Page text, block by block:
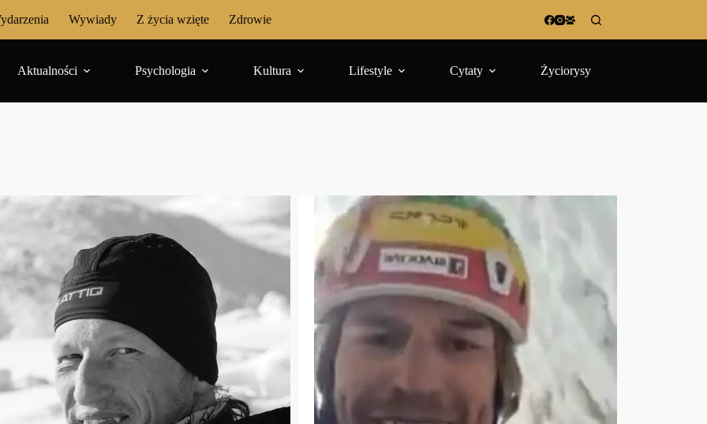
Wywiady Z życia wzięte Zdrowie
Aktualności Psychologia Kultura Lifestyle Cytaty Życiorysy